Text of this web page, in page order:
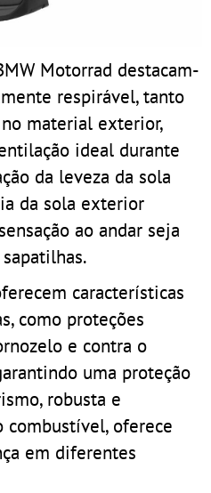
Motorrad destacam-
respirável, tanto
material exterior,
ideal durante
da leveza da sola
da sola exterior
ao andar seja
características
como proteções
e contra o
uma proteção
robusta e
oferece
em diferentes